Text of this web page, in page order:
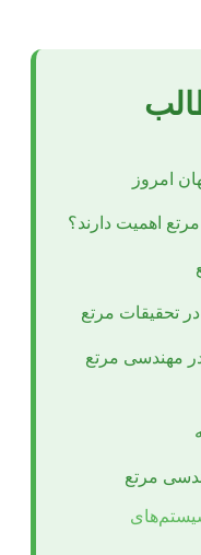
امروز
اهمیت دارند؟
تحقیقات مرتع
مهندسی مرتع